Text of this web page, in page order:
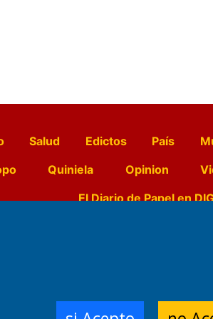
Salud Edictos País
Quiniela Opinion
El Diario de Papel en